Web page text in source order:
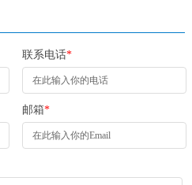
联系电话*
邮箱*